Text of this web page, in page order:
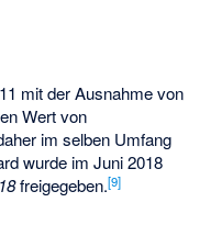
mit der Ausnahme von
Wert von
im selben Umfang
wurde im Juni 2018
freigegeben.[9]